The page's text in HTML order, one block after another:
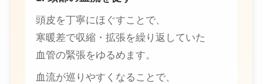
頭皮を丁寧にほぐすことで、
寒暖差で収縮・拡張を繰り返していた
血管の緊張をゆるめます。
血流が巡りやすくなることで、